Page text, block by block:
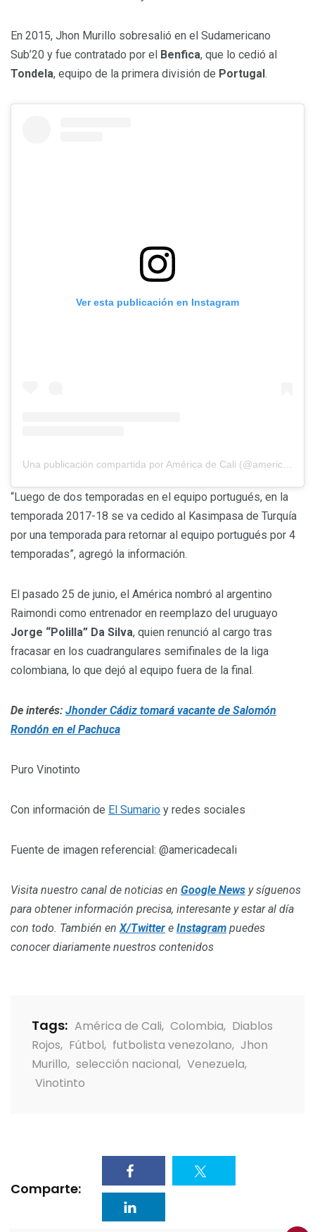
En 2015, Jhon Murillo sobresalió en el Sudamericano
Sub’20 y fue contratado por el Benfica, que lo cedió al
Tondela, equipo de la primera división de Portugal.
Ver esta publicación en Instagram
Una publicación compartida por América de Cali (@americadecali)
“Luego de dos temporadas en el equipo portugués, en la
temporada 2017-18 se va cedido al Kasimpasa de Turquía
por una temporada para retornar al equipo portugués por 4
temporadas”, agregó la información.
El pasado 25 de junio, el América nombró al argentino
Raimondi como entrenador en reemplazo del uruguayo
Jorge “Polilla” Da Silva, quien renunció al cargo tras
fracasar en los cuadrangulares semifinales de la liga
colombiana, lo que dejó al equipo fuera de la final.
De interés: Jhonder Cádiz tomará vacante de Salomón
Rondón en el Pachuca
Puro Vinotinto
Con información de El Sumario y redes sociales
Fuente de imagen referencial: @americadecali
Visita nuestro canal de noticias en Google News y síguenos
para obtener información precisa, interesante y estar al día
con todo. También enX/Twitter e Instagram puedes
conocer diariamente nuestros contenidos
Tags: América de Cali, Colombia, Diablos
Rojos, Fútbol, futbolista venezolano, Jhon
Murillo, selección nacional, Venezuela,
Vinotinto
Comparte: